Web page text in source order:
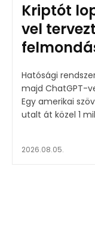
Kriptót
vel
Hatósági
majd ChatGPT-
Egy amerikai
utalt át közel 1
2026.08.05.